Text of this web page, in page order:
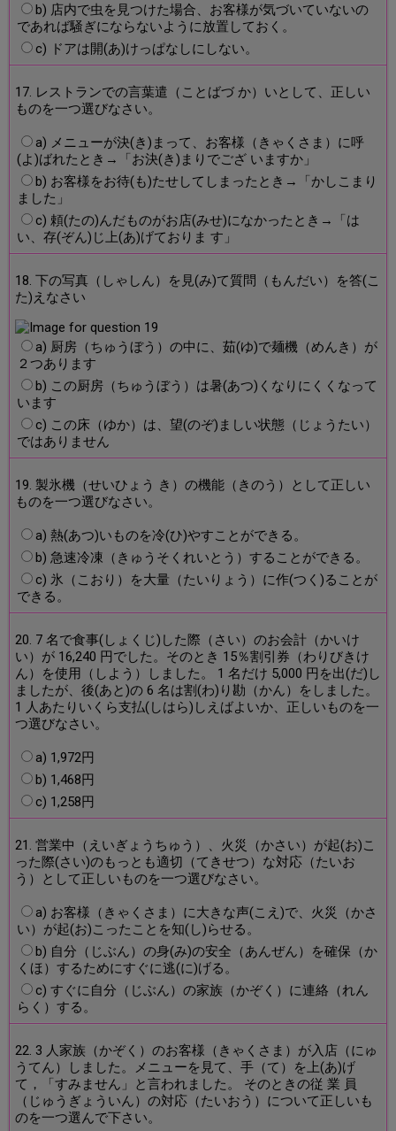
b) 店内で虫を見つけた場合、お客様が気づいていないの
であれば騒ぎにならないように放置しておく。
c) ドアは開(あ)けっぱなしにしない。
17. レストランでの言葉遣（ことばづ か）いとして、正しい
ものを一つ選びなさい。
a) メニューが決(き)まって、お客様（きゃくさま）に呼
(よ)ばれたとき→「お決(き)まりでござ いますか」
b) お客様をお待(も)たせしてしまったとき→「かしこまり
ました」
c) 頼(たの)んだものがお店(みせ)になかったとき→「は
い、存(ぞん)じ上(あ)げておりま す」
18. 下の写真（しゃしん）を見(み)て質問（もんだい）を答(こ
た)えなさい
a) 厨房（ちゅうぼう）の中に、茹(ゆ)で麺機（めんき）が
２つあります
b) この厨房（ちゅうぼう）は暑(あつ)くなりにくくなって
います
c) この床（ゆか）は、望(のぞ)ましい状態（じょうたい）
ではありません
19. 製氷機（せいひょう き）の機能（きのう）として正しい
ものを一つ選びなさい。
a) 熱(あつ)いものを冷(ひ)やすことができる。
b) 急速冷凍（きゅうそくれいとう）することができる。
c) 氷（こおり）を大量（たいりょう）に作(つく)ることが
できる。
20. 7 名で食事(しょくじ)した際（さい）のお会計（かいけ
い）が 16,240 円でした。そのとき 15％割引券（わりびきけ
ん）を使用（しよう）しました。 1 名だけ 5,000 円を出(だ)し
ましたが、後(あと)の 6 名は割(わ)り勘（かん）をしました。
1 人あたりいくら支払(しはら)しえばよいか、正しいものを一
つ選びなさい。
a) 1,972円
b) 1,468円
c) 1,258円
21. 営業中（えいぎょうちゅう）、火災（かさい）が起(お)こ
った際(さい)のもっとも適切（てきせつ）な対応（たいお
う）として正しいものを一つ選びなさい。
a) お客様（きゃくさま）に大きな声(こえ)で、火災（かさ
い）が起(お)こったことを知(し)らせる。
b) 自分（じぶん）の身(み)の安全（あんぜん）を確保（か
くほ）するためにすぐに逃(に)げる。
c) すぐに自分（じぶん）の家族（かぞく）に連絡（れん
らく）する。
22. 3 人家族（かぞく）のお客様（きゃくさま）が入店（にゅ
うてん）しました。メニューを見て、手（て）を上(あ)げ
て，「すみません」と言われました。 そのときの従 業 員
（じゅうぎょういん）の対応（たいおう）について正しいも
のを一つ選んで下さい。